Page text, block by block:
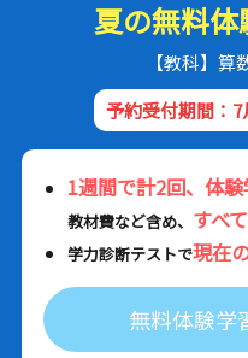
夏の無料体
【教科】
予約受付期間：
1週間で計2回、体
教材費など含め、 すべ
学力診断テストで現在
無料体験学